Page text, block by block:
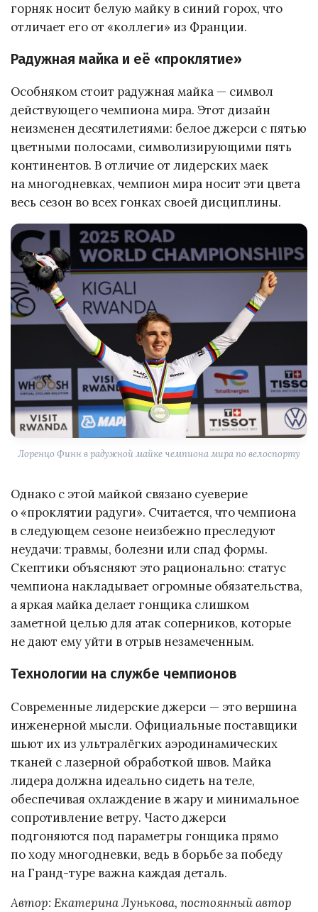
горняк носит белую майку в синий горох, что
отличает его от «коллеги» из Франции.
Радужная майка и её «проклятие»
Особняком стоит радужная майка — символ
действующего чемпиона мира. Этот дизайн
неизменен десятилетиями: белое джерси с пятью
цветными полосами, символизирующими пять
континентов. В отличие от лидерских маек
на многодневках, чемпион мира носит эти цвета
весь сезон во всех гонках своей дисциплины.
Лоренцо Финн в радужной майке чемпиона мира по велоспорту
Однако с этой майкой связано суеверие
о «проклятии радуги». Считается, что чемпиона
в следующем сезоне неизбежно преследуют
неудачи: травмы, болезни или спад формы.
Скептики объясняют это рационально: статус
чемпиона накладывает огромные обязательства,
а яркая майка делает гонщика слишком
заметной целью для атак соперников, которые
не дают ему уйти в отрыв незамеченным.
Технологии на службе чемпионов
Современные лидерские джерси — это вершина
инженерной мысли. Официальные поставщики
шьют их из ультралёгких аэродинамических
тканей с лазерной обработкой швов. Майка
лидера должна идеально сидеть на теле,
обеспечивая охлаждение в жару и минимальное
сопротивление ветру. Часто джерси
подгоняются под параметры гонщика прямо
по ходу многодневки, ведь в борьбе за победу
на Гранд-туре важна каждая деталь.
Автор: Екатерина Лунькова, постоянный автор